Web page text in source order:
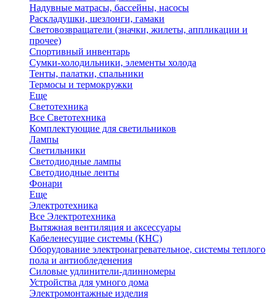
Надувные матрасы, бассейны, насосы
Раскладушки, шезлонги, гамаки
Световозвращатели (значки, жилеты, аппликации и
прочее)
Спортивный инвентарь
Сумки-холодильники, элементы холода
Тенты, палатки, спальники
Термосы и термокружки
Еще
Светотехника
Все Светотехника
Комплектующие для светильников
Лампы
Светильники
Светодиодные лампы
Светодиодные ленты
Фонари
Еще
Электротехника
Все Электротехника
Вытяжная вентиляция и аксессуары
Кабеленесущие системы (КНС)
Оборудование электронагревательное, системы теплого
пола и антиобледенения
Силовые удлинители-длинномеры
Устройства для умного дома
Электромонтажные изделия